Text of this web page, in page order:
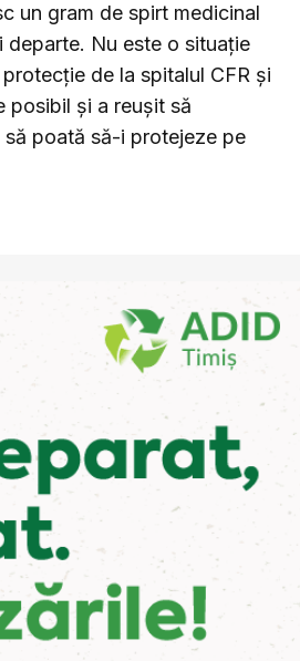
un gram de spirt medicinal
Nu este o situație
de la spitalul CFR și
posibil și a reușit să
poată să-i protejeze pe